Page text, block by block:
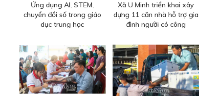
Ứng dụng AI, STEM,
chuyển đổi số trong giáo
dục trung học
Xã U Minh triển khai xây
dựng 11 căn nhà hỗ trợ gia
đình người có công